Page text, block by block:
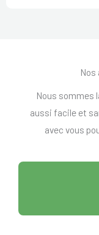
Nous sommes
aussi facile et
avec vous